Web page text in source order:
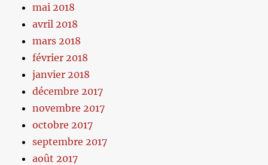
mai 2018
avril 2018
mars 2018
février 2018
janvier 2018
décembre 2017
novembre 2017
octobre 2017
septembre 2017
août 2017